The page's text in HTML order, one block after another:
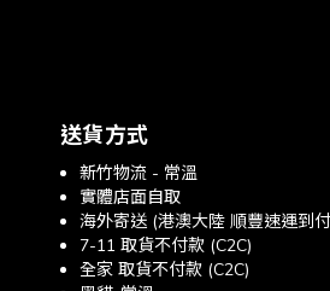
送貨方式
新竹物流 - 常溫
實體店面自取
海外寄送 (港澳大陸 順豐速運到
7-11 取貨不付款 (C2C)
全家 取貨不付款 (C2C)